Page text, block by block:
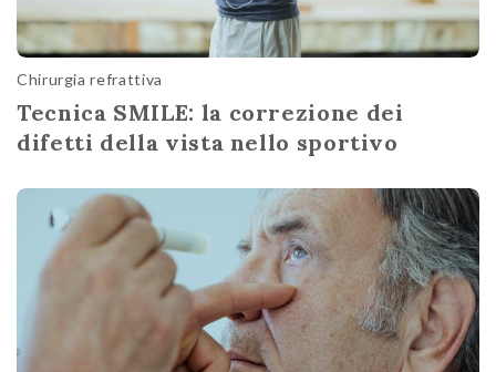
Chirurgia refrattiva
Tecnica SMILE: la correzione dei
difetti della vista nello sportivo